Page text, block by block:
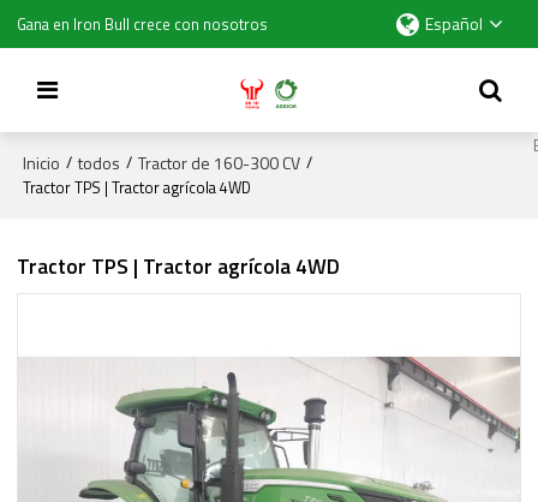
Gana en Iron Bull crece con nosotros Español
Inicio / todos / Tractor de 160-300 CV /
Tractor TPS | Tractor agrícola 4WD
Tractor TPS | Tractor agrícola 4WD